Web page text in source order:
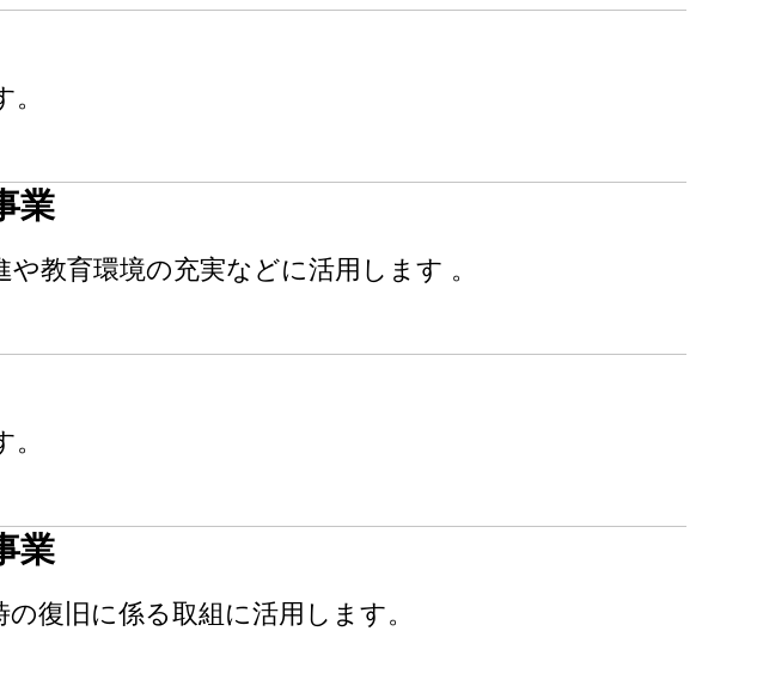
業
教育環境の充実などに活用します 。
業
復旧に係る取組に活用します。